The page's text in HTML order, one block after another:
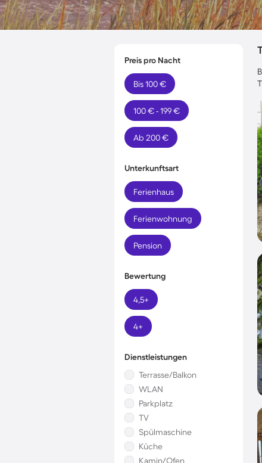
Preis pro Nacht
Bis 100 €
100 € - 199 €
Ab 200 €
Unterkunftsart
Ferienhaus
Ferienwohnung
Pension
Bewertung
4,5+
4+
Dienstleistungen
Terrasse/Balkon
WLAN
Parkplatz
TV
Spülmaschine
Küche
Kamin/Ofen